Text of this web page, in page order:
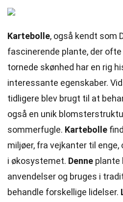
Kartebolle, også kendt som
fascinerende plante, der ofte
tornede skønhed har en rig
interessante egenskaber.
tidligere blev brugt til at
også en unik
sommerfugle. Kartebolle
miljøer, fra vejkanter til enge,
i økosystemet. Denne plante
anvendelser og bruges i
behandle forskellige lidelser.